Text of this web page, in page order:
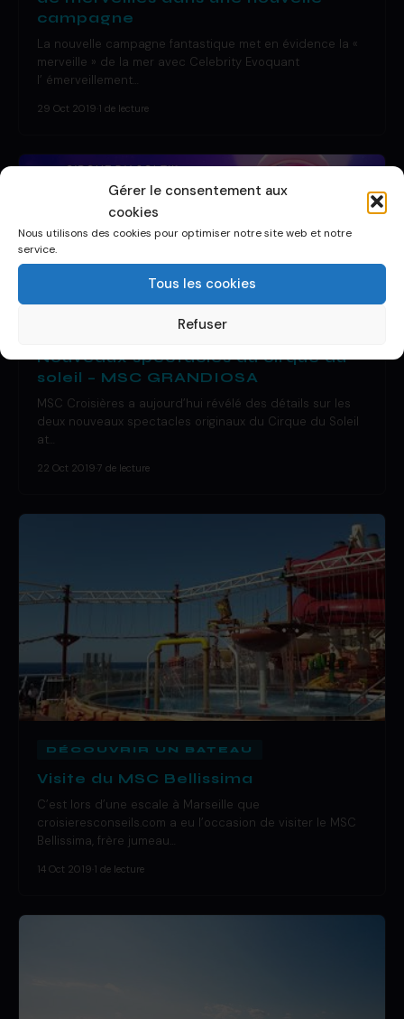
Gérer le consentement aux
cookies
Nous utilisons des cookies pour optimiser notre site web et notre
service.
Tous les cookies
Refuser
campagne
La nouvelle campagne fantastique met en évidence la «
merveille » de la mer avec Celebrity Evoquant
l’ émerveillement…
29 Oct 2019 1 de lecture
DÉCOUVRIR UN BATEAU
Nouveaux spectacles du cirque du
soleil – MSC GRANDIOSA
MSC Croisières a aujourd’hui révélé des détails sur les
deux nouveaux spectacles originaux du Cirque du Soleil
at…
22 Oct 2019 7 de lecture
DÉCOUVRIR UN BATEAU
Visite du MSC Bellissima
C’est lors d’une escale à Marseille que
croisieresconseils.com a eu l’occasion de visiter le MSC
Bellissima, frère jumeau…
14 Oct 2019 1 de lecture